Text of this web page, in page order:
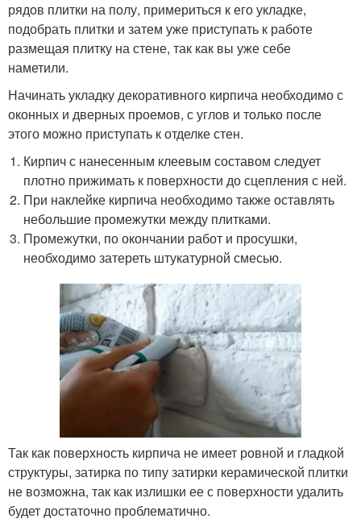
рядов плитки на полу, примериться к его укладке,
подобрать плитки и затем уже приступать к работе
размещая плитку на стене, так как вы уже себе
наметили.
Начинать укладку декоративного кирпича необходимо с
оконных и дверных проемов, с углов и только после
этого можно приступать к отделке стен.
Кирпич с нанесенным клеевым составом следует
плотно прижимать к поверхности до сцепления с ней.
При наклейке кирпича необходимо также оставлять
небольшие промежутки между плитками.
Промежутки, по окончании работ и просушки,
необходимо затереть штукатурной смесью.
Так как поверхность кирпича не имеет ровной и гладкой
структуры, затирка по типу затирки керамической плитки
не возможна, так как излишки ее с поверхности удалить
будет достаточно проблематично.